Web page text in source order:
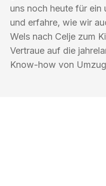
uns noch heute für
und erfahre, wie wir
Wels nach Celje zum
Vertraue auf die
Know-how von